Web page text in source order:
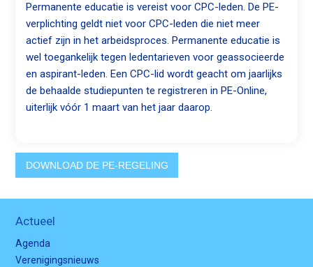
Permanente educatie is vereist voor CPC-leden. De PE-
verplichting geldt niet voor CPC-leden die niet meer
actief zijn in het arbeidsproces. Permanente educatie is
wel toegankelijk tegen ledentarieven voor geassocieerde
en aspirant-leden. Een CPC-lid wordt geacht om jaarlijks
de behaalde studiepunten te registreren in PE-Online,
uiterlijk vóór 1 maart van het jaar daarop.
DOWNLOAD DE PE-REGELING
Actueel
Agenda
Verenigingsnieuws